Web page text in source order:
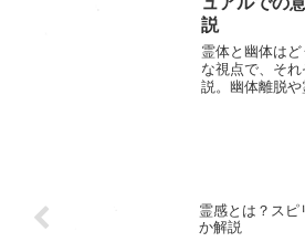
説
霊体と幽体は
な視点で、そ
説。幽体離脱
霊感とは？スピ
か解説